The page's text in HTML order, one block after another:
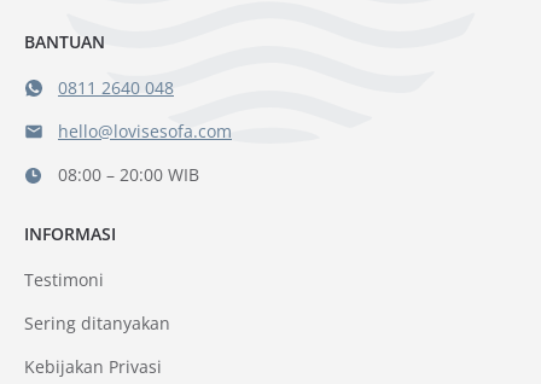
BANTUAN
0811 2640 048
hello@lovisesofa.com
08:00 – 20:00 WIB
INFORMASI
Testimoni
Sering ditanyakan
Kebijakan Privasi